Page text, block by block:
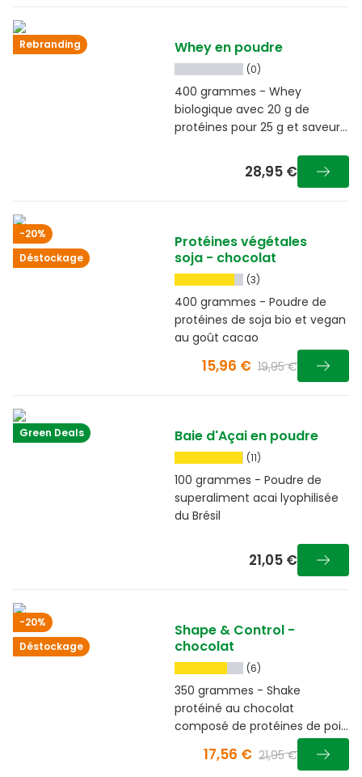
Rebranding Whey en poudre
(0)
400 grammes - Whey
biologique avec 20 g de
protéines pour 25 g et saveur
28,95 €
-20%
Déstockage
Protéines végétales
soja - chocolat
(3)
400 grammes - Poudre de
protéines de soja bio et vegan
au goût cacao
15,96 € 19,95 €
Green Deals Baie d'Açai en poudre
(11)
100 grammes - Poudre de
superaliment acai lyophilisée
du Brésil
21,05 €
-20%
Déstockage
Shape & Control -
chocolat
(6)
350 grammes - Shake
protéiné au chocolat
composé de protéines de pois
facilement digestibles, de
fibres et de guarana
17,56 € 21,95 €